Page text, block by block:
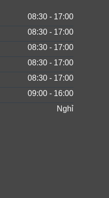
08:30 - 17:00
08:30 - 17:00
08:30 - 17:00
08:30 - 17:00
08:30 - 17:00
09:00 - 16:00
Nghỉ